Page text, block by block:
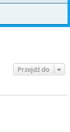
Przejdź do